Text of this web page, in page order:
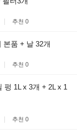
추천 0
본품 + 날 32개
추천 0
펑 1L x 3개 + 2L x 1
추천 0